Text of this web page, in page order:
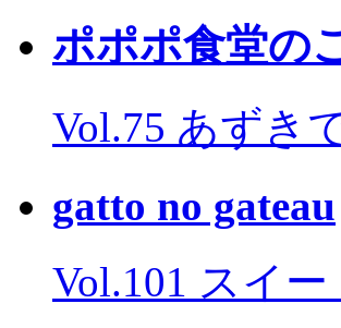
ポポポ食堂の
Vol.75 あずき
gatto no gateau
Vol.101 スイ